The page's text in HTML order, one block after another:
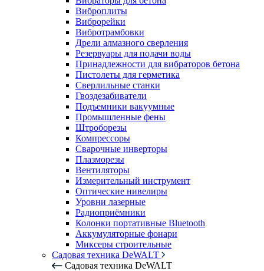
Виброплиты
Виброрейки
Вибротрамбовки
Дрели алмазного сверления
Резервуары для подачи воды
Принадлежности для вибраторов бетона
Пистолеты для герметика
Сверлильные станки
Гвоздезабиватели
Подъемники вакуумные
Промышленные фены
Штроборезы
Компрессоры
Сварочные инверторы
Плазморезы
Вентиляторы
Измерительный инструмент
Оптические нивелиры
Уровни лазерные
Радиоприёмники
Колонки портативные Bluetooth
Аккумуляторные фонари
Миксеры строительные
Садовая техника DeWALT
Садовая техника DeWALT